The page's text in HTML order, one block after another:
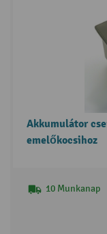
Akkumulátor
emelőkocsihoz
10 Munkanap